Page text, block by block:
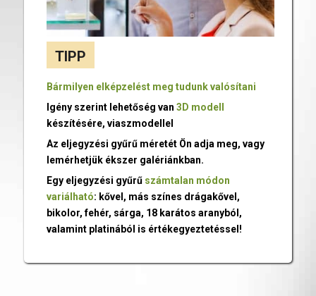
TIPP
Bármilyen elképzelést meg tudunk valósítani
Igény szerint lehetőség van 3D modell
készítésére, viaszmodellel
Az eljegyzési gyűrű méretét Ön adja meg, vagy
lemérhetjük ékszer galériánkban.
Egy eljegyzési gyűrű számtalan módon
variálható: kővel, más színes drágakővel,
bikolor, fehér, sárga, 18 karátos aranyból,
valamint platinából is értékegyeztetéssel!